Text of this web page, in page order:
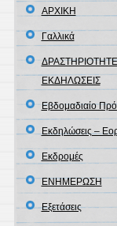
ΑΡΧΙΚΗ
Γαλλικά
ΕΚΔΗΛΩΣΕΙΣ
Εβδομαδιαίο
Εκδηλώσεις –
Εκδρομές
ΕΝΗΜΕΡΩΣΗ
Εξετάσεις